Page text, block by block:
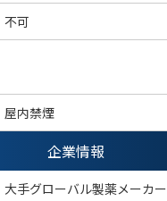
不可
屋内禁煙
企業情報
大手グローバル製薬メーカー